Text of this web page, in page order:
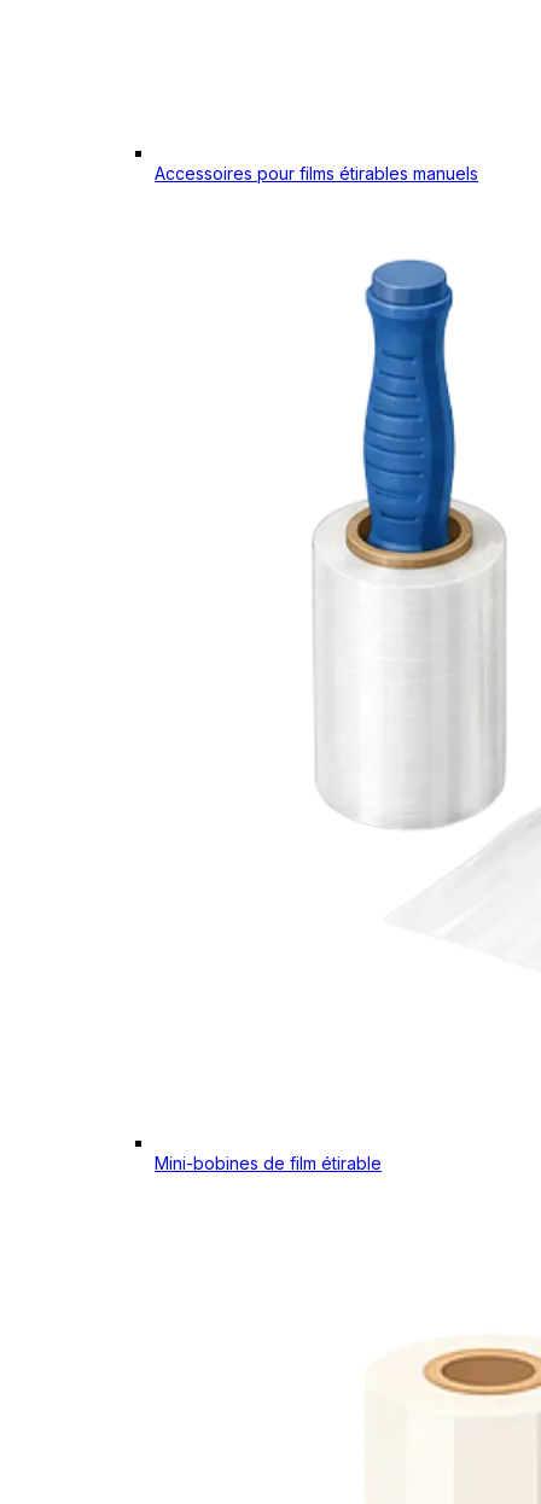
Accessoires pour films étirables manuels
Mini-bobines de film étirable